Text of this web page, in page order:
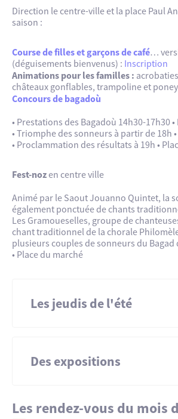
Direction le centre-ville et la place Paul
saison :
Course de filles et garçons de café…
(déguisements bienvenus) : Inscription
Animations pour les familles :
châteaux gonflables, trampoline et
Concours de bagadoù
• Prestations des Bagadoù 14h30-17h30
• Triomphe des sonneurs à partir de 18h
• Proclammation des résultats à 19h •
Fest-nozen centre ville
Animé par le Saout Jouanno Quintet, la
également ponctuée de chants
Les Gramoueselles, groupe de
chant traditionnel de la chorale
plusieurs couples de sonneurs du Bagad
• Place du marché
Les jeudis de l'été
9 juillet : Couleurs Latines
Des expositions
Tant qu’il y aura de la lumière »
Les rendez-vous du mois